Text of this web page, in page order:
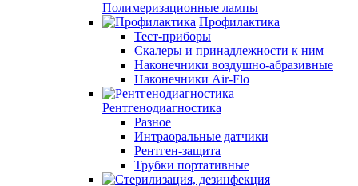
Полимеризационные лампы
Профилактика
Тест-приборы
Скалеры и принадлежности к ним
Наконечники воздушно-абразивные
Наконечники Air-Flo
Рентгенодиагностика
Разное
Интраоральные датчики
Рентген-защита
Трубки портативные